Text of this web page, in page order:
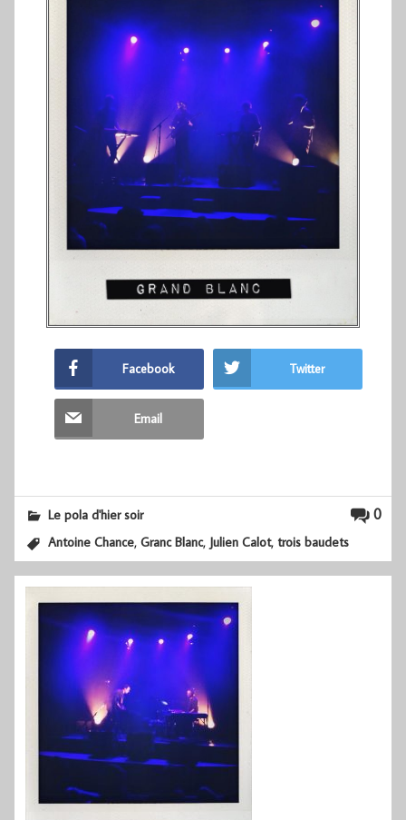
Facebook Twitter
Email
0
Le pola d'hier soir
Antoine Chance,Granc Blanc, Julien Calot,trois baudets